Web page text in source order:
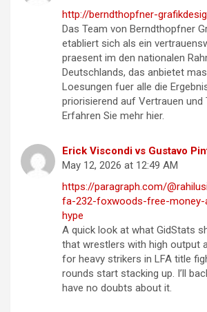
http://berndthopfner-
Das Team von Berndthopfner
etabliert sich als ein
praesent im den nationalen
Deutschlands, das anbietet
Loesungen fuer alle die
priorisierend auf Vertrauen und
Erfahren Sie mehr hier.
Erick Viscondi vs Gustavo
May 12, 2026 at 12:49 AM
https://paragraph.com/
fa-232-foxwoods-free-money-
hype
A quick look at what GidStats
that wrestlers with high output
for heavy strikers in LFA title
rounds start stacking up. I’ll
have no doubts about it.